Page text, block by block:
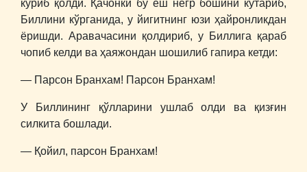
кўриб қолди. Қачонки бу ёш негр бошини кўтариб,
Биллини кўрганида, у йигитнинг юзи ҳайронликдан
ёришди. Аравачасини қолдириб, у Биллига қараб
чопиб келди ва ҳаяжондан шошилиб гапира кетди:
― Парсон Бранхам! Парсон Бранхам!
У Биллининг қўлларини ушлаб олди ва қизғин
силкита бошлади.
― Қойил, парсон Бранхам!